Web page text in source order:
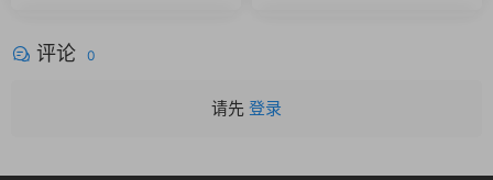
评论 0
请先 登录